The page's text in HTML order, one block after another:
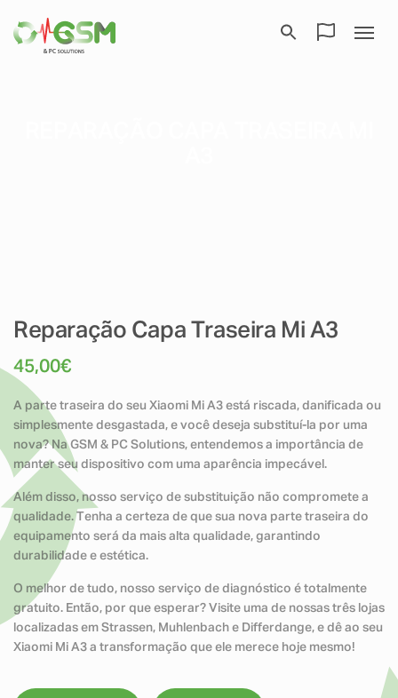
Reparação Capa Traseira Mi A3
45,00€
A parte traseira do seu Xiaomi Mi A3 está riscada, danificada ou
simplesmente desgastada, e você deseja substituí-la por uma
nova? Na GSM & PC Solutions, entendemos a importância de
manter seu dispositivo com uma aparência impecável.
Além disso, nosso serviço de substituição não compromete a
qualidade. Tenha a certeza de que sua nova parte traseira do
equipamento será da mais alta qualidade, garantindo
durabilidade e estética.
O melhor de tudo, nosso serviço de diagnóstico é totalmente
gratuito. Então, por que esperar? Visite uma de nossas três lojas
localizadas em Strassen, Muhlenbach e Differdange, e dê ao seu
Xiaomi Mi A3 a transformação que ele merece hoje mesmo!